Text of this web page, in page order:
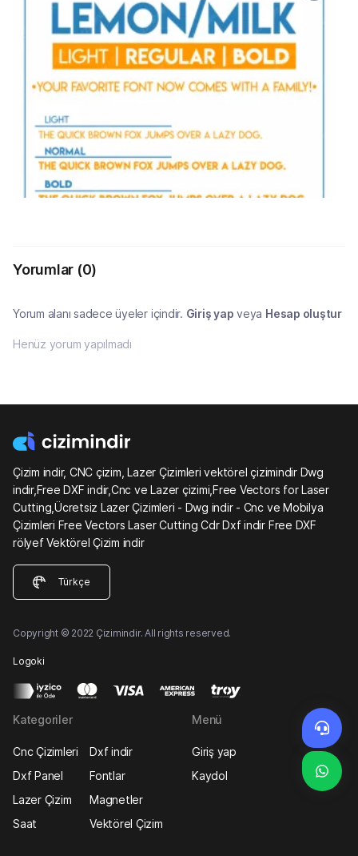
Yorumlar (0)
Yorum alanı sadece üyeler içindir. Giriş yap veya Hesap oluştur
Henüz yorum yapılmadı
Çizim indir, CNC çizim, Lazer Çizimleri vektörel çizimindir Dwg
indir,Free DXF indir,Cnc ve Lazer çizimi,Free Vectors for Laser
Cutting,Ücretsiz Lazer Çizimleri - Dwg indir - Cnc ve Mobilya
Çizimleri Free Vectors Laser Cutting Cdr Dxf indir Free DXF
rölyef Vektörel Çizim indir
Türkçe
Copyright © 2022 Çizimindir. All rights reserved.
Logoki
Kategoriler
Cnc Çizimleri
Dxf indir
Dxf Panel
Fontlar
Lazer Çizim
Magnetler
Saat
Vektörel Çizim
Menü
Giriş yap
Kaydol